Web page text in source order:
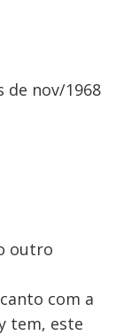
de nov/1968
outro
com a
tem, este